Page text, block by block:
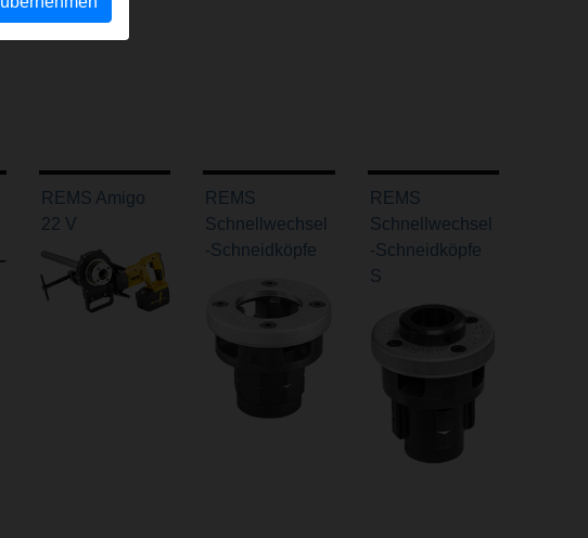
REMS Amigo
22 V
REMS
Schnellwechsel
-Schneidköpfe
REMS
Schnellwechsel
-Schneidköpfe
S